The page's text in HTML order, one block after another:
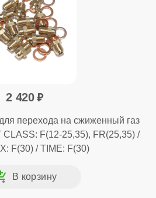
2 420
перехода на сжиженный газ
F(12-25,35), FR(25,35) /
F(30) / TIME: F(30)